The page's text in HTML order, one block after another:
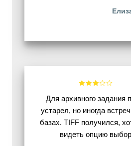
Для архивного задания
устарел, но иногда
базах. TIFF получился,
видеть опцию